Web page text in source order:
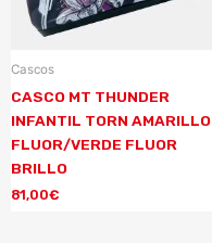
Cascos
CASCO MT THUNDER
INFANTIL TORN AMARILLO
FLUOR/VERDE FLUOR
BRILLO
81,00€